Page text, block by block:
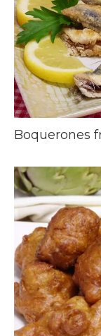
Boquerones